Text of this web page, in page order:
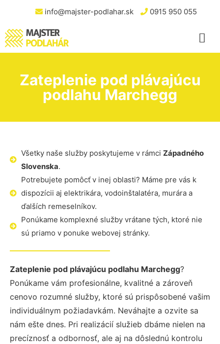
info@majster-podlahar.sk 0915 950 055
Zateplenie pod plávajúcu
podlahu Marchegg
Všetky naše služby poskytujeme v rámci Západného
Slovenska.
Potrebujete pomôcť v inej oblasti? Máme pre vás k
dispozícii aj elektrikára, vodoinštalatéra, murára a
ďalších remeselníkov.
Ponúkame komplexné služby vrátane tých, ktoré nie
sú priamo v ponuke webovej stránky.
Zateplenie pod plávajúcu podlahu Marchegg?
Ponúkame vám profesionálne, kvalitné a zároveň
cenovo rozumné služby, ktoré sú prispôsobené vašim
individuálnym požiadavkám. Neváhajte a ozvite sa
nám ešte dnes. Pri realizácií služieb dbáme nielen na
precíznosť a odbornosť, ale aj na dôslednú kontrolu